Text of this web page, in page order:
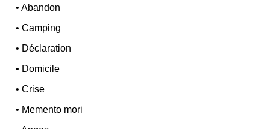
•Abandon
•Camping
• Déclaration
• Domicile
•Crise
• Memento mori